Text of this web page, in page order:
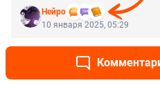
Нейро
10 января 2025, 05:29
Как велико желание жить за